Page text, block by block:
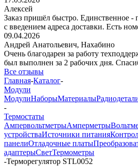
Алексей
Заказ пришёл быстро. Единственное -
с введением адреса доставки. Есть
09.04.2026
Андрей Анатольевич, Нахабино
Очень благодарен за работу
был выполнен за 2 рабочих дня.
Все отзывы
Главная-Каталог-
Модули
МодулиНаборыМатериалы
-
Термостаты
АмпервольтметрыАмперметры
устройстваИсточники питания
панелиОтладочные платы
адаптерыСветТермометры
-Терморегулятор STL0052